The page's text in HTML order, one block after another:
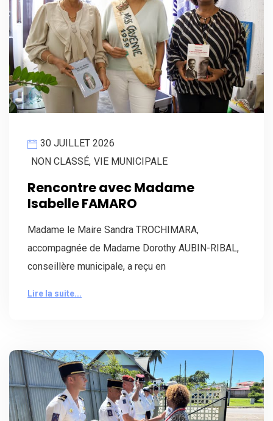
30 JUILLET 2026
NON CLASSÉ, VIE MUNICIPALE
Rencontre avec Madame
Isabelle FAMARO
Madame le Maire Sandra TROCHIMARA,
accompagnée de Madame Dorothy AUBIN-RIBAL,
conseillère municipale, a reçu en
Lire la suite...